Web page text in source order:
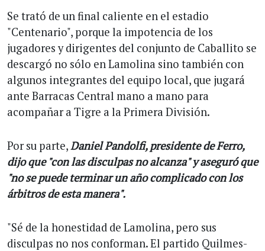
Se trató de un final caliente en el estadio
"Centenario", porque la impotencia de los
jugadores y dirigentes del conjunto de Caballito se
descargó no sólo en Lamolina sino también con
algunos integrantes del equipo local, que jugará
ante Barracas Central mano a mano para
acompañar a Tigre a la Primera División.
Por su parte, Daniel Pandolfi, presidente de Ferro,
dijo que "con las disculpas no alcanza" y aseguró que
"no se puede terminar un año complicado con los
árbitros de esta manera".
"Sé de la honestidad de Lamolina, pero sus
disculpas no nos conforman. El partido Quilmes-